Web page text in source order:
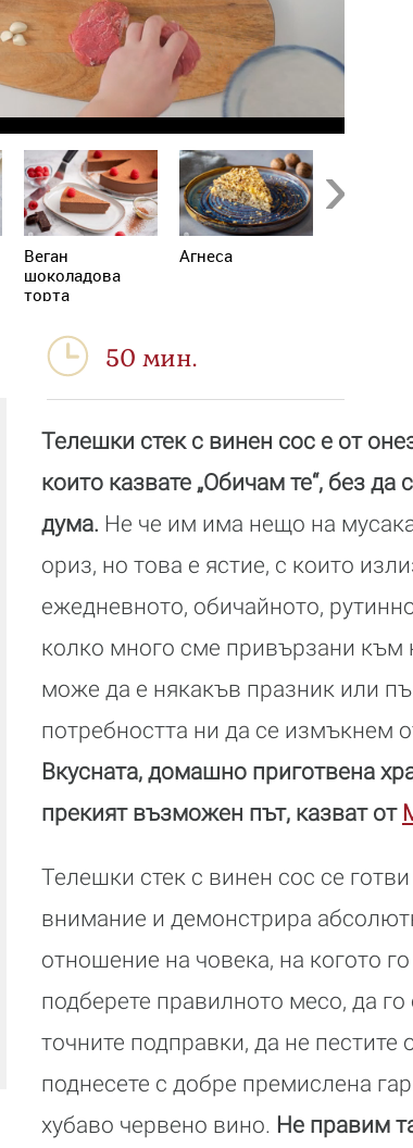
Веган
шоколадова
торта
Агнеса
50 мин.
Телешки стек с винен сос е от
които казвате „Обичам те“, без да
дума. Не че им има нещо на
ориз, но това е ястие, с които
ежедневното, обичайното,
колко много сме привързани към
може да е някакъв празник или
потребността ни да се измъкнем
Вкусната, домашно приготвена
прекият възможен път, казват от
Телешки стек с винен сос се
внимание и демонстрира
отношение на човека, на когото
подберете правилното месо, да го
точните подправки, да не пестите
поднесете с добре премислена
хубаво червено вино. Не правим